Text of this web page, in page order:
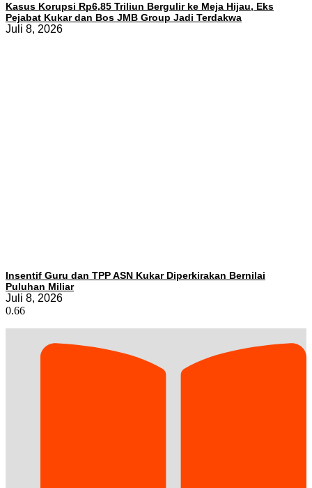
Kasus Korupsi Rp6,85 Triliun Bergulir ke Meja Hijau, Eks
Pejabat Kukar dan Bos JMB Group Jadi Terdakwa
Juli 8, 2026
Insentif Guru dan TPP ASN Kukar Diperkirakan Bernilai
Puluhan Miliar
Juli 8, 2026